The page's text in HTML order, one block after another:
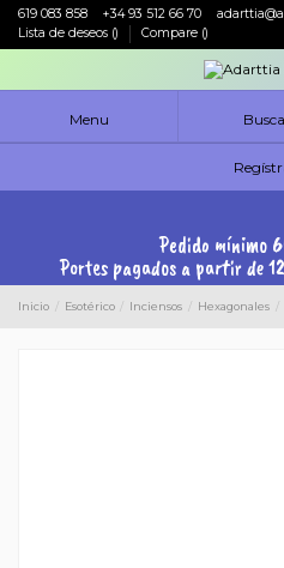
619 083 858 +34 93 512 66 70
Lista de deseos () Compare ()
Menu
Pedido mínimo
Portes pagados a partir de
Inicio Esotérico Inciensos Hexagonales